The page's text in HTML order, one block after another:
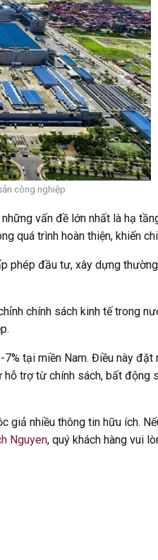
công nghiệp
vấn đề lớn nhất là hạ
quá trình hoàn thiện, khiến
phép đầu tư, xây dựng
chính sách kinh tế trong
tại miền Nam. Điều này đặt
trợ từ chính sách, bất động
nhiều thông tin hữu ích.
Nguyen, quý khách hàng vui